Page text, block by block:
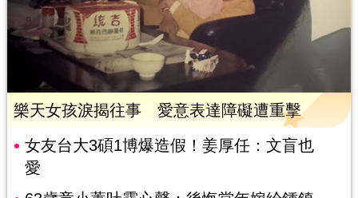
樂天女孩淚揭往事 愛意表達障礙遭重擊
女友台大3碩1博爆造假！姜厚任：文盲也
愛